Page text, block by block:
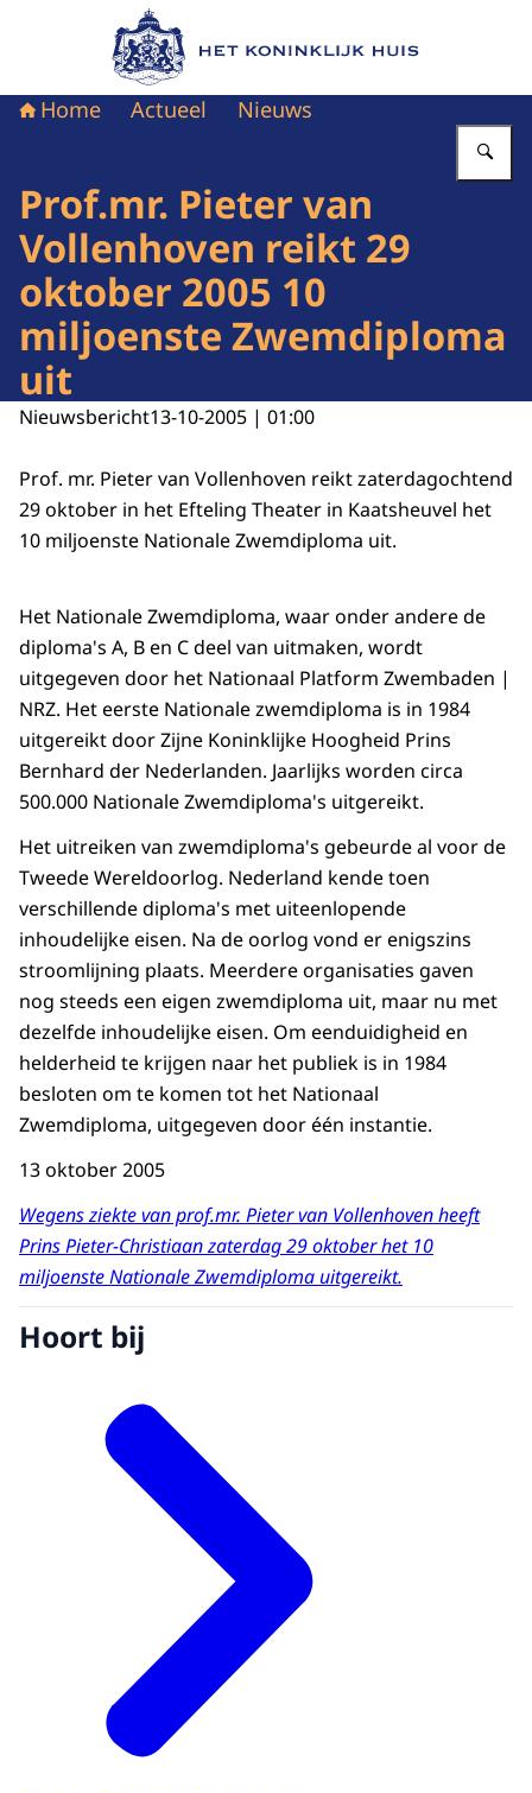
Naar de homepage van Het Koninklijk Huis
Home Actueel Nieuws
Prof.mr. Pieter van
Vollenhoven reikt 29
oktober 2005 10
miljoenste Zwemdiploma
uit
Nieuwsbericht13-10-2005 | 01:00
Prof. mr. Pieter van Vollenhoven reikt zaterdagochtend
29 oktober in het Efteling Theater in Kaatsheuvel het
10 miljoenste Nationale Zwemdiploma uit.
Het Nationale Zwemdiploma, waar onder andere de
diploma's A, B en C deel van uitmaken, wordt
uitgegeven door het Nationaal Platform Zwembaden |
NRZ. Het eerste Nationale zwemdiploma is in 1984
uitgereikt door Zijne Koninklijke Hoogheid Prins
Bernhard der Nederlanden. Jaarlijks worden circa
500.000 Nationale Zwemdiploma's uitgereikt.
Het uitreiken van zwemdiploma's gebeurde al voor de
Tweede Wereldoorlog. Nederland kende toen
verschillende diploma's met uiteenlopende
inhoudelijke eisen. Na de oorlog vond er enigszins
stroomlijning plaats. Meerdere organisaties gaven
nog steeds een eigen zwemdiploma uit, maar nu met
dezelfde inhoudelijke eisen. Om eenduidigheid en
helderheid te krijgen naar het publiek is in 1984
besloten om te komen tot het Nationaal
Zwemdiploma, uitgegeven door één instantie.
13 oktober 2005
Wegens ziekte van prof.mr. Pieter van Vollenhoven heeft
Prins Pieter-Christiaan zaterdag 29 oktober het 10
miljoenste Nationale Zwemdiploma uitgereikt.
Hoort bij